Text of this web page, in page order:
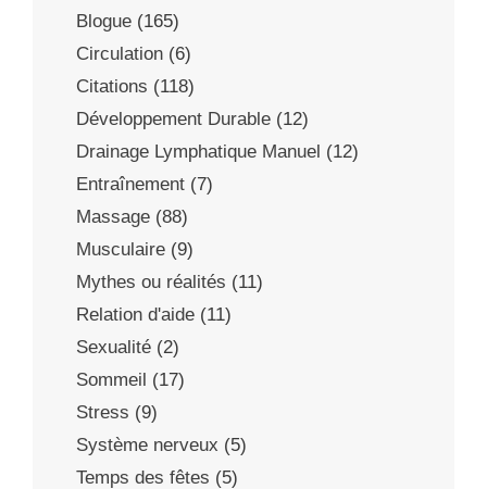
Blogue (165)
Circulation (6)
Citations (118)
Développement Durable (12)
Drainage Lymphatique Manuel (12)
Entraînement (7)
Massage (88)
Musculaire (9)
Mythes ou réalités (11)
Relation d'aide (11)
Sexualité (2)
Sommeil (17)
Stress (9)
Système nerveux (5)
Temps des fêtes (5)